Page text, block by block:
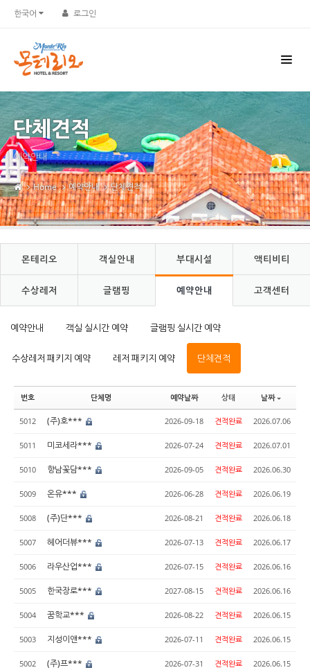
한국어 로그인
단체견적
예약안내
Home 예약안내 단체견적
몬테리오 객실안내 부대시설 액티비티
수상레저 글램핑 예약안내 고객센터
예약안내 객실 실시간 예약 글램핑 실시간 예약
수상레저 패키지 예약 레저 패키지 예약 단체견적
번호 단체명 예약날짜 상태 날짜
5012 (주)호*** 2026-09-18 견적완료 2026.07.06
5011 미코세라*** 2026-07-24 견적완료 2026.07.01
5010 향남꽃담*** 2026-09-05 견적완료 2026.06.30
5009 온유*** 2026-06-28 견적완료 2026.06.19
5008 (주)단*** 2026-08-21 견적완료 2026.06.18
5007 헤어더뷰*** 2026-07-13 견적완료 2026.06.17
5006 라우산업*** 2026-07-15 견적완료 2026.06.16
5005 한국장로*** 2027-08-15 견적완료 2026.06.16
5004 꿈학교*** 2026-08-22 견적완료 2026.06.15
5003 지성이앤*** 2026-07-11 견적완료 2026.06.15
5002 (주)프*** 2026-07-31 견적완료 2026.06.15
Sketchbook5, 스케치북5